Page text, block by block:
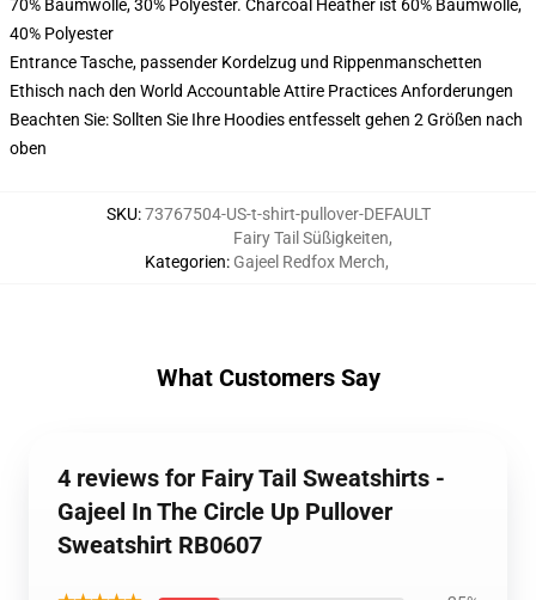
70% Baumwolle, 30% Polyester. Charcoal Heather ist 60% Baumwolle,
40% Polyester
Entrance Tasche, passender Kordelzug und Rippenmanschetten
Ethisch nach den World Accountable Attire Practices Anforderungen
Beachten Sie: Sollten Sie Ihre Hoodies entfesselt gehen 2 Größen nach
oben
SKU:73767504-US-t-shirt-pullover-DEFAULT
Kategorien:
Fairy Tail Süßigkeiten,
Gajeel Redfox Merch,
What Customers Say
4 reviews for Fairy Tail Sweatshirts -
Gajeel In The Circle Up Pullover
Sweatshirt RB0607